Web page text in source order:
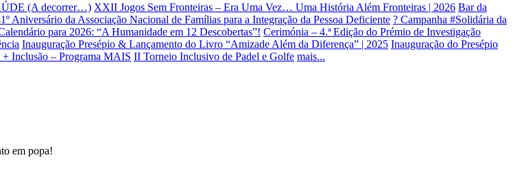
(A decorrer…) XXII Jogos Sem Fronteiras – Era Uma Vez… Uma História Além Fronteiras | 2026 Bar da
Aniversário da Associação Nacional de Famílias para a Integração da Pessoa Deficiente ? Campanha #Solidária da
para 2026: “A Humanidade em 12 Descobertas”! Cerimónia – 4.ª Edição do Prémio de Investigação
Inauguração Presépio & Lançamento do Livro “Amizade Além da Diferença” | 2025 Inauguração do Presépio
+ Inclusão – Programa MAIS II Torneio Inclusivo de Padel e Golfe mais...
em popa!